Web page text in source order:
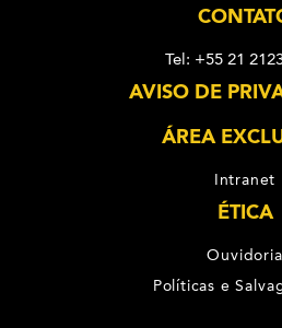
Tel: +55 21
AVISO DE
ÁREA
Intranet
ÉTICA
Ouvidoria
Políticas e